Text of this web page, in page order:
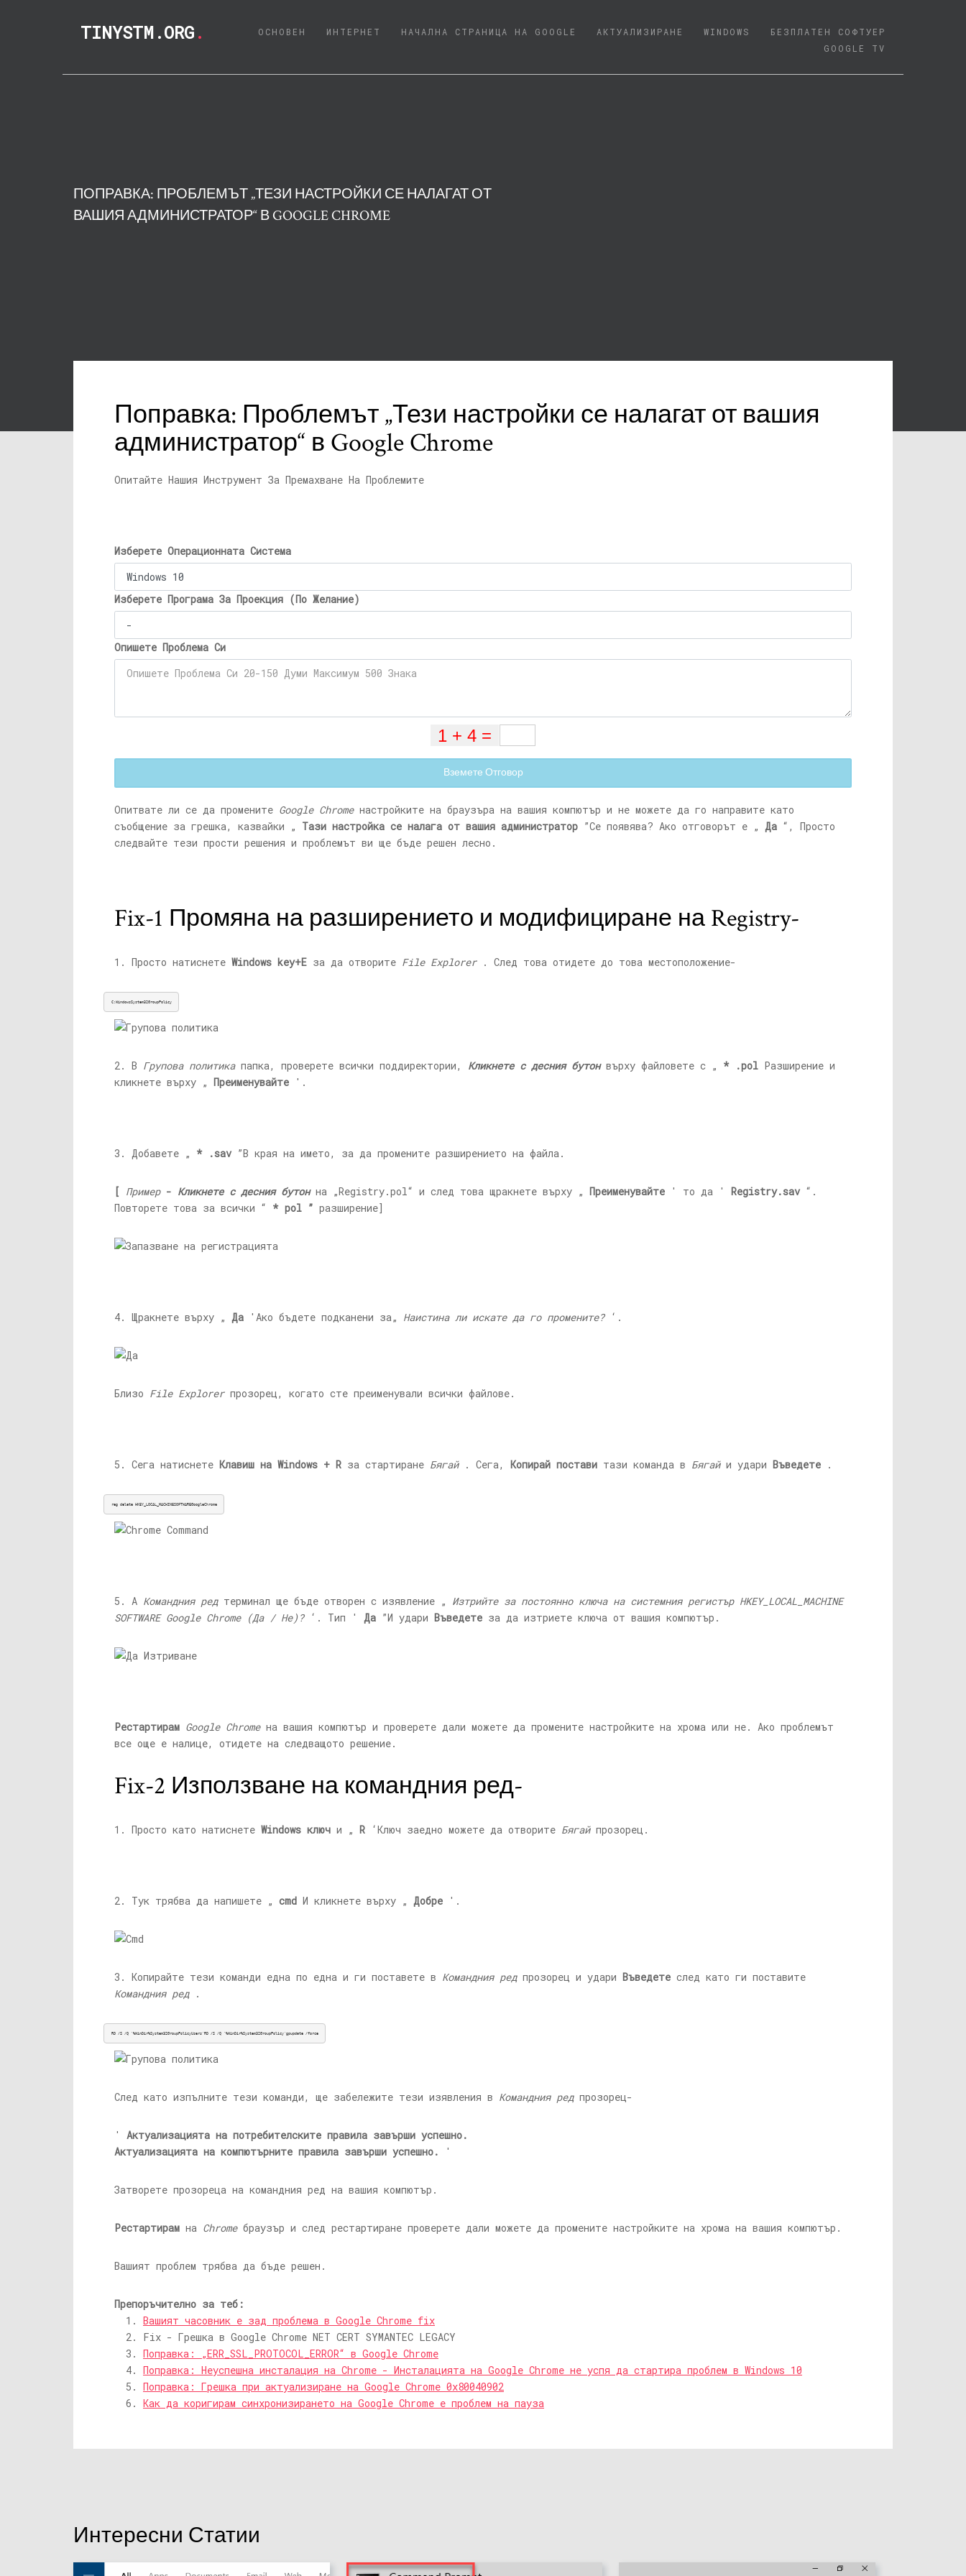
TINYSTM.ORG. ОСНОВЕН (CURRENT)
ИНТЕРНЕТ НАЧАЛНА СТРАНИЦА НА GOOGLE АКТУАЛИЗИРАНЕ WINDOWS
БЕЗПЛАТЕН СОФТУЕР
GOOGLE TV
ПОПРАВКА: ПРОБЛЕМЪТ „ТЕЗИ НАСТРОЙКИ СЕ НАЛАГАТ ОТ
ВАШИЯ АДМИНИСТРАТОР“ В GOOGLE CHROME
Поправка: Проблемът „Тези настройки се налагат от вашия
администратор“ в Google Chrome
Опитайте Нашия Инструмент За Премахване На Проблемите
Изберете Операционната Система
Изберете Програма За Проекция (По Желание)
Опишете Проблема Си
Вземете Отговор
Опитвате ли се да промените Google Chromeнастройките на браузъра на вашия компютър и не можете да го направите като
съобщение за грешка, казвайки „ Тази настройка се налага от вашия администратор ”Се появява? Ако отговорът е „ Да “, Просто
следвайте тези прости решения и проблемът ви ще бъде решен лесно.
Fix-1 Промяна на разширението и модифициране на Registry-
1. Просто натиснете Windows key+E за да отворите File Explorer. След това отидете до това местоположение-
C:WindowsSystem32GroupPolicy
2. В Групова политикапапка, проверете всички поддиректории, Кликнете с десния бутон върху файловете с „ * .pol Разширение и
кликнете върху „ Преименувайте '.
3. Добавете „ * .sav ”В края на името, за да промените разширението на файла.
[ Пример - Кликнете с десния бутон на „Registry.pol“ и след това щракнете върху „ Преименувайте ' то да ' Registry.sav “.
Повторете това за всички “ * pol ” разширение]
4. Щракнете върху „ Да 'Ако бъдете подканени за„ Наистина ли искате да го промените?‘.
Близо File Explorerпрозорец, когато сте преименували всички файлове.
5. Сега натиснете Клавиш на Windows + R за стартиране Бягай. Сега, Копирай постави тази команда в Бягайи удари Въведете .
reg delete HKEY_LOCAL_MACHINESOFTWAREGoogleChrome
5. А Командния редтерминал ще бъде отворен с изявление „ Изтрийте за постоянно ключа на системния регистър HKEY_LOCAL_MACHINE
SOFTWARE Google Chrome (Да / Не)?‘. Тип ' Да ”И удари Въведете за да изтриете ключа от вашия компютър.
Рестартирам Google Chromeна вашия компютър и проверете дали можете да промените настройките на хрома или не. Ако проблемът
все още е налице, отидете на следващото решение.
Fix-2 Използване на командния ред-
1. Просто като натиснете Windows ключ и „ R ‘Ключ заедно можете да отворите Бягайпрозорец.
2. Тук трябва да напишете „ cmd И кликнете върху „ Добре '.
3. Копирайте тези команди една по една и ги поставете в Командния редпрозорец и удари Въведете след като ги поставите
Командния ред.
RD /S /Q '%WinDir%System32GroupPolicyUsers'RD /S /Q '%WinDir%System32GroupPolicy'gpupdate /force
След като изпълните тези команди, ще забележите тези изявления в Командния редпрозорец-
' Актуализацията на потребителските правила завърши успешно.
Актуализацията на компютърните правила завърши успешно.
'
Затворете прозореца на командния ред на вашия компютър.
Рестартирам на Chromeбраузър и след рестартиране проверете дали можете да промените настройките на хрома на вашия компютър.
Вашият проблем трябва да бъде решен.
Препоръчително за теб:
Вашият часовник е зад проблема в Google Chrome fix
Fix - Грешка в Google Chrome NET CERT SYMANTEC LEGACY
Поправка: „ERR_SSL_PROTOCOL_ERROR“ в Google Chrome
Поправка: Неуспешна инсталация на Chrome - Инсталацията на Google Chrome не успя да стартира проблем в Windows 10
Поправка: Грешка при актуализиране на Google Chrome 0x80040902
Как да коригирам синхронизирането на Google Chrome е проблем на пауза
Интересни Статии